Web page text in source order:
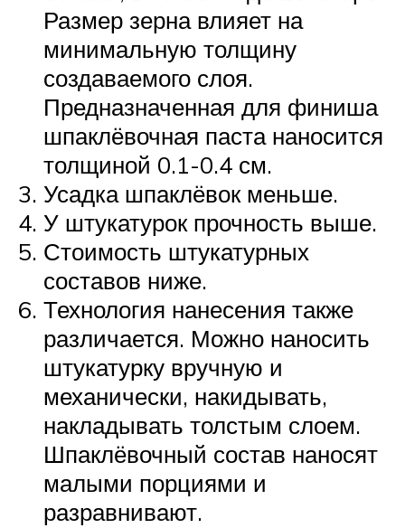
Размер зерна влияет на
минимальную толщину
создаваемого слоя.
Предназначенная для финиша
шпаклёвочная паста наносится
толщиной 0.1-0.4 см.
Усадка шпаклёвок меньше.
У штукатурок прочность выше.
Стоимость штукатурных
составов ниже.
Технология нанесения также
различается. Можно наносить
штукатурку вручную и
механически, накидывать,
накладывать толстым слоем.
Шпаклёвочный состав наносят
малыми порциями и
разравнивают.